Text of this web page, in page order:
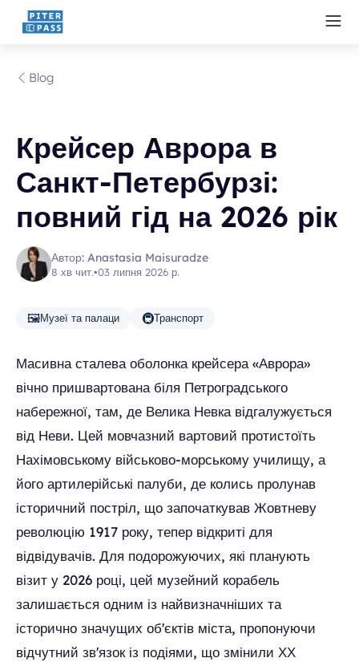
Blog
Крейсер Аврора в
Санкт-Петербурзі:
повний гід на 2026 рік
Автор: Anastasia Maisuradze
8 хв чит.•03 липня 2026 р.
🖼️Музеї та палаци 🚇Транспорт
Масивна сталева оболонка крейсера «Аврора»
вічно пришвартована біля Петроградського
набережної, там, де Велика Невка відгалужується
від Неви. Цей мовчазний вартовий протистоїть
Нахімовському військово-морському училищу, а
його артилерійські палуби, де колись пролунав
історичний постріл, що започаткував Жовтневу
революцію 1917 року, тепер відкриті для
відвідувачів. Для подорожуючих, які планують
візит у 2026 році, цей музейний корабель
залишається одним із найвизначніших та
історично значущих об'єктів міста, пропонуючи
відчутний зв'язок із подіями, що змінили ХХ